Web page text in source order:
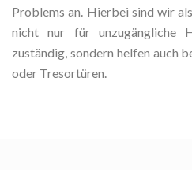
Problems an. Hierbei sind wir
nicht nur für unzugängliche
zuständig, sondern helfen auch
oder Tresortüren.